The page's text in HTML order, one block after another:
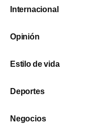
Internacional
Opinión
Estilo de vida
Deportes
Negocios